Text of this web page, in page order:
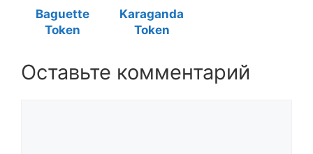
Baguette
Token
Karaganda
Token
Оставьте комментарий